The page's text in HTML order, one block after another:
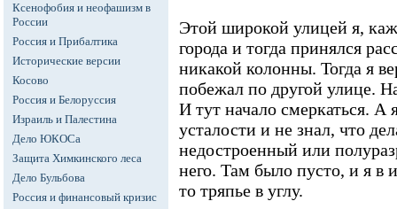
Ксенофобия и неофашизм в
России
Россия и Прибалтика
Исторические версии
Косово
Россия и Белоруссия
Израиль и Палестина
Дело ЮКОСа
Защита Химкинского леса
Дело Бульбова
Россия и финансовый кризис
Этой широкой улицей я,
города и тогда принялся
никакой колонны. Тогда я
побежал по другой улице.
И тут начало смеркаться. А
усталости и не знал, что
недостроенный или
него. Там было пусто, и я в
то тряпье в углу.